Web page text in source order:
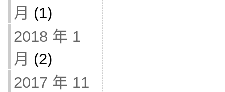
月 (1)
2018 年 1
月 (2)
2017 年 11